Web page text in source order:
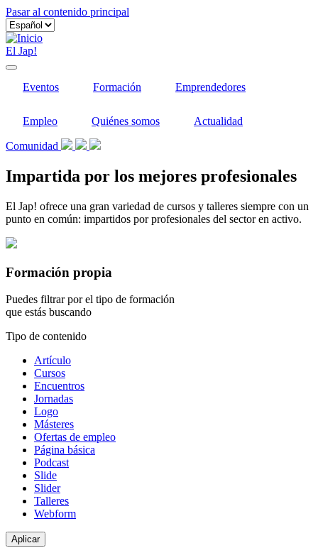
Pasar al contenido principal
El Jap!
Eventos Formación Emprendedores
Empleo Quiénes somos Actualidad
Comunidad
Impartida por los mejores profesionales
El Jap! ofrece una gran variedad de cursos y talleres siempre con un
punto en común: impartidos por profesionales del sector en activo.
Formación propia
Puedes filtrar por el tipo de formación
que estás buscando
Tipo de contenido
Artículo
Cursos
Encuentros
Jornadas
Logo
Másteres
Ofertas de empleo
Página básica
Podcast
Slide
Slider
Talleres
Webform